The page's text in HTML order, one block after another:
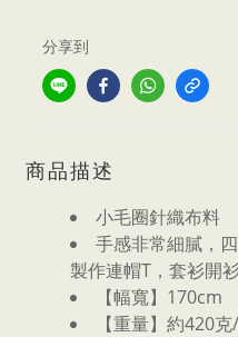
分享到
商品描述
小毛圈針織布料
手感非常細膩，
製作連帽T，套衫開
【幅寬】170cm
【重量】約420